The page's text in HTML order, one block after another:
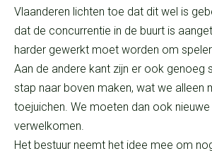
Vlaanderen lichten toe dat dit wel is
dat de concurrentie in de buurt is
harder gewerkt moet worden om
Aan de andere kant zijn er ook genoeg
stap naar boven maken, wat we alleen
toejuichen. We moeten dan ook nieuwe
verwelkomen.
Het bestuur neemt het idee mee om